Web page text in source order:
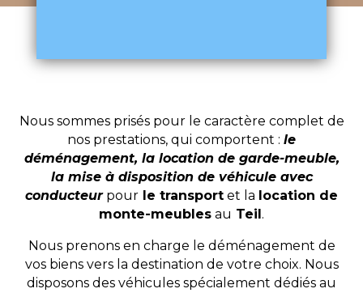
Nous sommes prisés pour le caractère complet de
nos prestations, qui comportent : le
déménagement, la location de garde-meuble,
la mise à disposition de véhicule avec
conducteurpour le transport et la location de
monte-meubles au Teil .
Nous prenons en charge le déménagement de
vos biens vers la destination de votre choix. Nous
disposons des véhicules spécialement dédiés au